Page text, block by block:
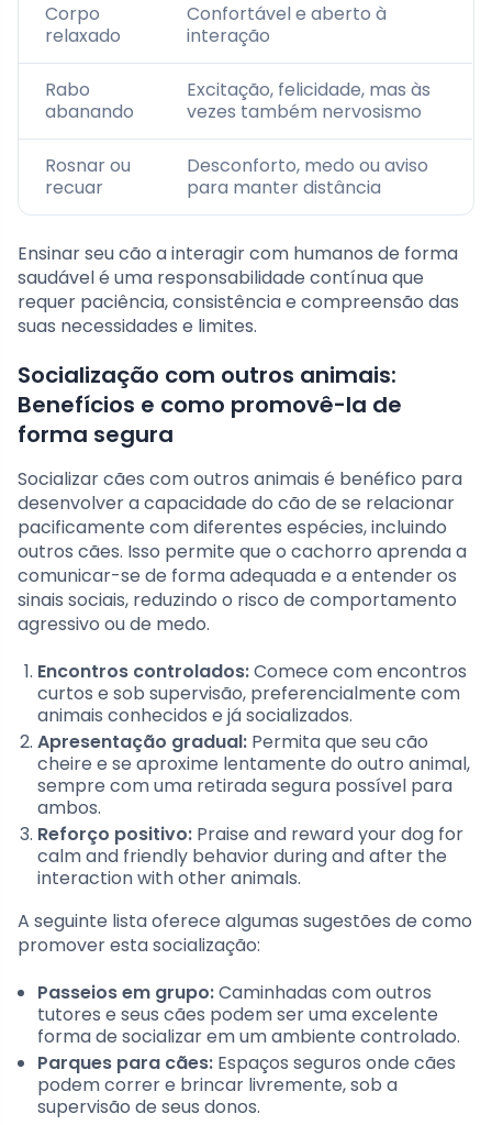
Corpo
relaxado
Confortável e aberto à
interação
Rabo
abanando
Excitação, felicidade, mas às
vezes também nervosismo
Rosnar ou
recuar
Desconforto, medo ou aviso
para manter distância
Ensinar seu cão a interagir com humanos de forma
saudável é uma responsabilidade contínua que
requer paciência, consistência e compreensão das
suas necessidades e limites.
Socialização com outros animais:
Benefícios e como promovê-la de
forma segura
Socializar cães com outros animais é benéfico para
desenvolver a capacidade do cão de se relacionar
pacificamente com diferentes espécies, incluindo
outros cães. Isso permite que o cachorro aprenda a
comunicar-se de forma adequada e a entender os
sinais sociais, reduzindo o risco de comportamento
agressivo ou de medo.
Encontros controlados:Comece com encontros
curtos e sob supervisão, preferencialmente com
animais conhecidos e já socializados.
Apresentação gradual: Permita que seu cão
cheire e se aproxime lentamente do outro animal,
sempre com uma retirada segura possível para
ambos.
Reforço positivo: Praise and reward your dog for
calm and friendly behavior during and after the
interaction with other animals.
A seguinte lista oferece algumas sugestões de como
promover esta socialização:
Passeios em grupo:Caminhadas com outros
tutores e seus cães podem ser uma excelente
forma de socializar em um ambiente controlado.
Parques para cães: Espaços seguros onde cães
podem correr e brincar livremente, sob a
supervisão de seus donos.